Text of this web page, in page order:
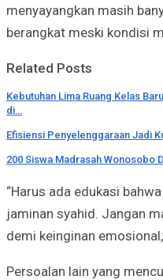
menyayangkan masih
berangkat meski kondisi
Related Posts
Kebutuhan Lima Ruang Kelas
di…
Efisiensi Penyelenggaraan Jadi
200 Siswa Madrasah Wonosobo
“Harus ada edukasi
jaminan syahid. Jangan
demi keinginan
Persoalan lain yang